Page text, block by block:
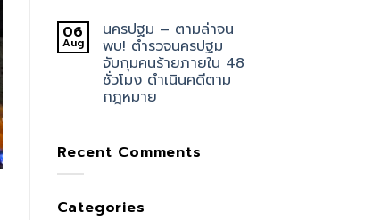
06
Aug
นครปฐม – ตามล่าจน
พบ! ตำรวจนครปฐม
จับกุมคนร้ายภายใน 48
ชั่วโมง ดำเนินคดีตาม
กฎหมาย
Recent Comments
Categories